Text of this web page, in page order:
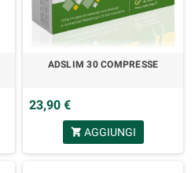
ADSLIM 30 COMPRESSE
23,90 €
shopping_cart AGGIUNGI